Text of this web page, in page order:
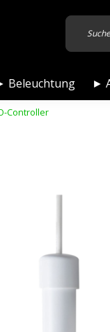
Beleuchtung ►
Controller